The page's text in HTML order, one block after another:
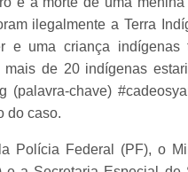
ilegalmente a Terra
e uma criança indígenas
de 20 indígenas
(palavra-chave)
do caso.
Polícia Federal (PF), o